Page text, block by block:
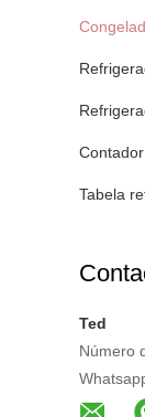
Tabela
Ted
Número